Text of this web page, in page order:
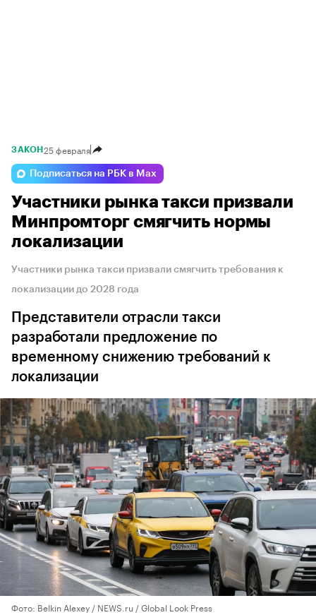
ЗАКОН 25 февраля
Подписаться на РБК в Max
Участники рынка такси призвали
Минпромторг смягчить нормы
локализации
Участники рынка такси призвали смягчить требования к
локализации до 2028 года
Представители отрасли такси
разработали предложение по
временному снижению требований к
локализации
Фото: Belkin Alexey / NEWS.ru / Global Look Press